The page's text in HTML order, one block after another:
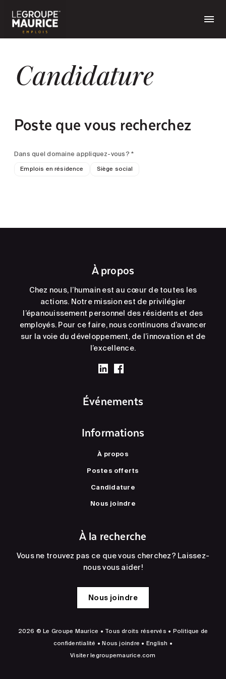
Candidature
Poste que vous recherchez
Dans quel domaine appliquez-vous? *
Emplois en résidence Siège social
À propos
Chez nous, l’humain est au cœur de toutes les
actions. Notre mission est de privilégier
l’épanouissement personnel des résidents et des
employés. Pour ce faire, nous continuons d’avancer
sur la voie du développement, de l’innovation et de
l’excellence.
Événements
Informations
À propos
Postes offerts
Candidature
Nous joindre
À la recherche
Vous ne trouvez pas ce que vous cherchez? Laissez-
nous vous aider!
Nous joindre
2026 © Le Groupe Maurice • Tous droits réservés • Politique de
confidentialité •Nous joindre • English •
Visiterlegroupemaurice.com